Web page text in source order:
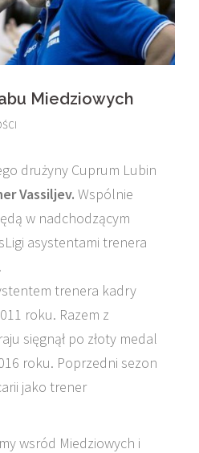
Miedziowych
drużyny Cuprum Lubin
Vassiljev. Wspólnie
w nadchodzącym
asystentami trenera
trenera kadry
roku. Razem z
sięgnął po złoty medal
roku. Poprzedni sezon
jako trener
wsród Miedziowych i